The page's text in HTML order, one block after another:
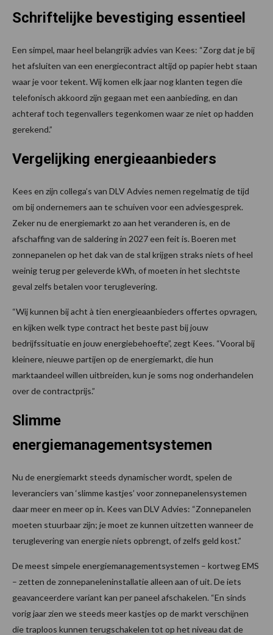
Schriftelijke bevestiging essentieel
Een simpel, maar heel belangrijk advies van Kees: “Zorg dat je bij
het afsluiten van een energiecontract altijd op papier hebt staan
waar je voor tekent. Wij komen elk jaar nog klanten tegen die
telefonisch akkoord zijn gegaan met een aanbieding, en dan
achteraf toch tegenvallers tegenkomen waar ze niet op hadden
gerekend.”
Vergelijking energieaanbieders
Kees en zijn collega’s van DLV Advies nemen regelmatig de tijd
om bij ondernemers aan te schuiven voor een adviesgesprek.
Zeker nu de energiemarkt zo aan het veranderen is, en de
afschaffing van de saldering in 2027 een feit is. Boeren met
zonnepanelen op het dak van de stal krijgen straks niets of heel
weinig terug per geleverde kWh, of moeten in het slechtste
geval zelfs betalen voor teruglevering.
“Wij kunnen bij acht à tien energieaanbieders offertes opvragen,
en kijken welk type contract het beste past bij jouw
bedrijfssituatie en jouw energiebehoefte”, zegt Kees. “Vooral bij
kleinere, nieuwe partijen op de energiemarkt, die hun
marktaandeel willen uitbreiden, kun je soms nog onderhandelen
over de contractprijs.”
Slimme
energiemanagementsystemen
Nu de energiemarkt steeds dynamischer wordt, spelen de
leveranciers van ‘slimme kastjes’ voor zonnepanelensystemen
daar meer en meer op in. Kees van DLV Advies: “Zonnepanelen
moeten stuurbaar zijn; je moet ze kunnen uitzetten wanneer de
teruglevering van energie niets opbrengt, of zelfs geld kost.”
De meest simpele energiemanagementsystemen – kortweg EMS
– zetten de zonnepaneleninstallatie alleen aan of uit. De iets
geavanceerdere variant kan per paneel afschakelen. “En sinds
vorig jaar zien we steeds meer kastjes op de markt verschijnen
die traploos kunnen terugschakelen tot op het niveau dat de